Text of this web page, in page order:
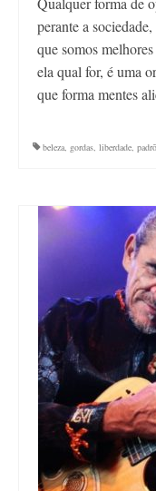
perante a
que somos
ela qual for, é uma
que forma mentes
beleza, gordas, liberdade,